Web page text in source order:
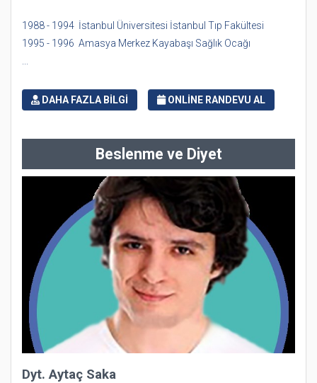
1988 - 1994 İstanbul Üniversitesi İstanbul Tıp Fakültesi
1995 - 1996 Amasya Merkez Kayabaşı Sağlık Ocağı
DAHA FAZLA BİLGİ ONLİNE RANDEVU AL
Beslenme ve Diyet
Dyt. Aytaç Saka